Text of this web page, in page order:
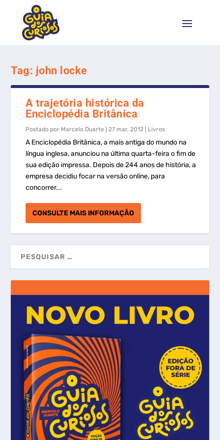
Tag: john locke
A trajetória histórica da
Enciclopédia Britânica
Postado por Marcelo Duarte |27 mar, 2012 Livros
A Enciclopédia Britânica, a mais antiga do mundo na
língua inglesa, anunciou na última quarta-feira o fim de
sua edição impressa. Depois de 244 anos de história, a
empresa decidiu focar na versão online, para
concorrer...
CONSULTE MAIS INFORMAÇÃO